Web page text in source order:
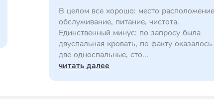
В целом все хорошо: место
обслуживание, питание, чистота.
Единственный минус: по запросу была
двуспальная кровать, по факту
две односпальные, сто...
читать далее